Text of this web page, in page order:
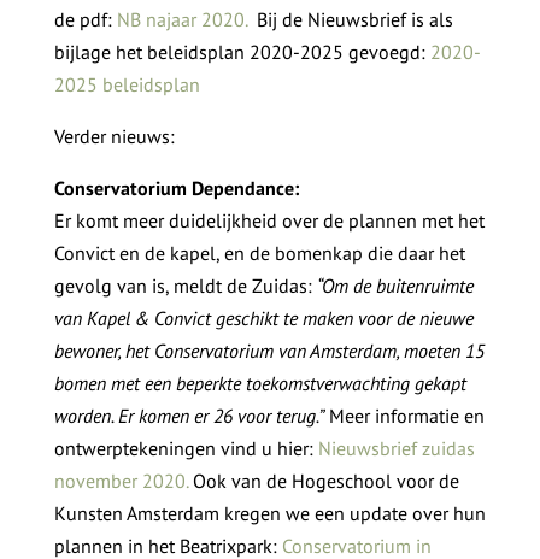
de pdf: NB najaar 2020. Bij de Nieuwsbrief is als
bijlage het beleidsplan 2020-2025 gevoegd: 2020-
2025 beleidsplan
Verder nieuws:
Conservatorium Dependance:
Er komt meer duidelijkheid over de plannen met het
Convict en de kapel, en de bomenkap die daar het
gevolg van is, meldt de Zuidas: “Om de buitenruimte
van Kapel & Convict geschikt te maken voor de nieuwe
bewoner, het Conservatorium van Amsterdam, moeten 15
bomen met een beperkte toekomstverwachting gekapt
worden. Er komen er 26 voor terug.”Meer informatie en
ontwerptekeningen vind u hier: Nieuwsbrief zuidas
november 2020.Ook van de Hogeschool voor de
Kunsten Amsterdam kregen we een update over hun
plannen in het Beatrixpark: Conservatorium in